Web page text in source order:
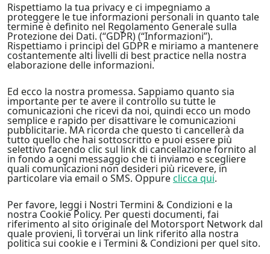
Rispettiamo la tua privacy e ci impegniamo a
proteggere le tue informazioni personali in quanto tale
termine è definito nel Regolamento Generale sulla
Protezione dei Dati. (“GDPR) (“Informazioni”).
Rispettiamo i principi del GDPR e miriamo a mantenere
costantemente alti livelli di best practice nella nostra
elaborazione delle informazioni.
Ed ecco la nostra promessa. Sappiamo quanto sia
importante per te avere il controllo su tutte le
comunicazioni che ricevi da noi, quindi ecco un modo
semplice e rapido per disattivare le comunicazioni
pubblicitarie. MA ricorda che questo ti cancellerà da
tutto quello che hai sottoscritto e puoi essere più
selettivo facendo clic sul link di cancellazione fornito al
in fondo a ogni messaggio che ti inviamo e scegliere
quali comunicazioni non desideri più ricevere, in
particolare via email o SMS. Oppureclicca qui.
Per favore, leggi i Nostri Termini & Condizioni e la
nostra Cookie Policy. Per questi documenti, fai
riferimento al sito originale del Motorsport Network dal
quale provieni, lì torverai un link riferito alla nostra
politica sui cookie e i Termini & Condizioni per quel sito.